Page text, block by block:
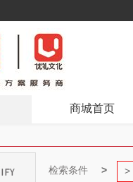
商城首页
检索条件